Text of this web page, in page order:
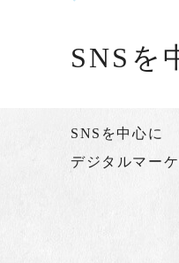
SNSを
SNSを中心に
デジタルマー